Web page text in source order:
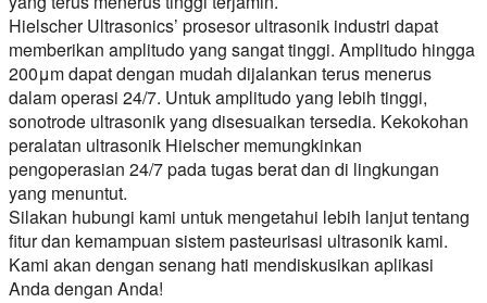
Hielscher Ultrasonics’ prosesor ultrasonik industri dapat
memberikan amplitudo yang sangat tinggi. Amplitudo hingga
200μm dapat dengan mudah dijalankan terus menerus
dalam operasi 24/7. Untuk amplitudo yang lebih tinggi,
sonotrode ultrasonik yang disesuaikan tersedia. Kekokohan
peralatan ultrasonik Hielscher memungkinkan
pengoperasian 24/7 pada tugas berat dan di lingkungan
yang menuntut.
Silakan hubungi kami untuk mengetahui lebih lanjut tentang
fitur dan kemampuan sistem pasteurisasi ultrasonik kami.
Kami akan dengan senang hati mendiskusikan aplikasi
Anda dengan Anda!